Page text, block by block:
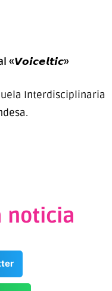
«𝙑𝙤𝙞𝙘𝙚𝙡𝙩𝙞𝙘»
Interdisciplinaria
noticia